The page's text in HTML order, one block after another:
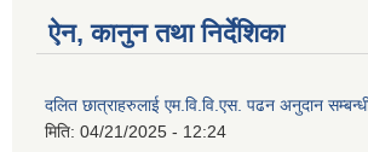
ऐन, कानुन तथा निर्देशिका
दलित छात्राहरुलाई एम.वि.वि.एस. पढन अनुदान
मिति: 04/21/2025 - 12:24